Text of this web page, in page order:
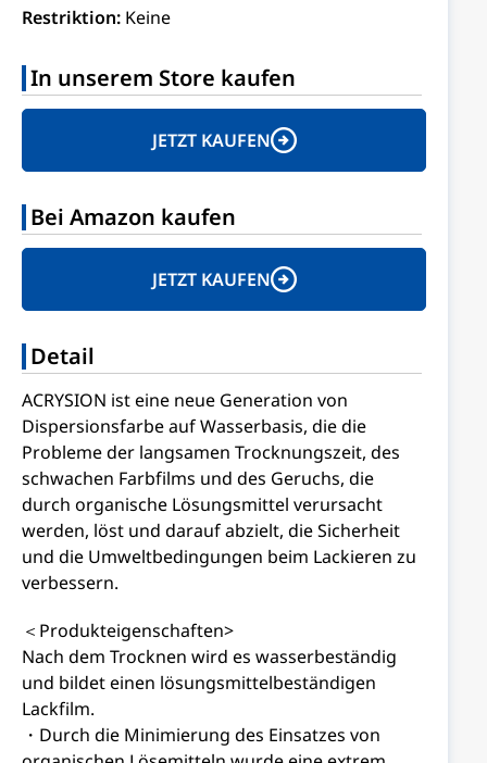
Restriktion: Keine
In unserem Store kaufen
JETZT KAUFEN
Bei Amazon kaufen
JETZT KAUFEN
Detail
ACRYSION ist eine neue Generation von
Dispersionsfarbe auf Wasserbasis, die die
Probleme der langsamen Trocknungszeit, des
schwachen Farbfilms und des Geruchs, die
durch organische Lösungsmittel verursacht
werden, löst und darauf abzielt, die Sicherheit
und die Umweltbedingungen beim Lackieren zu
verbessern.
＜Produkteigenschaften>
Nach dem Trocknen wird es wasserbeständig
und bildet einen lösungsmittelbeständigen
Lackfilm.
・Durch die Minimierung des Einsatzes von